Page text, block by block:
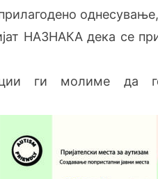
НАЗНАКА дека се
ги молиме да